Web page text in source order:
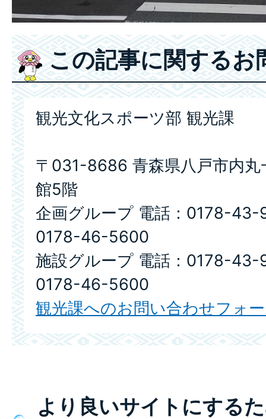
この記事に関するお
観光文化スポーツ部 観光課
〒031-8686 青森県八戸市内丸
館5階
企画グループ 電話：0178-
0178-46-5600
施設グループ 電話：0178-
0178-46-5600
観光課へのお問い合わせフォ
より良いサイトにする